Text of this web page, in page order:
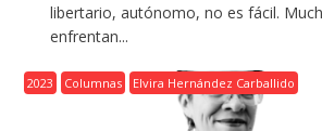
libertario, autónomo, no es fácil.
enfrentan...
2023 Columnas Elvira Hernández Carballido